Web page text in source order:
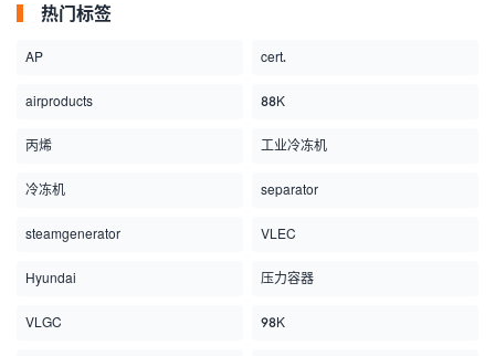
热门标签
AP cert.
airproducts 88K
丙烯 工业冷冻机
冷冻机 separator
steamgenerator VLEC
Hyundai 压力容器
VLGC 98K